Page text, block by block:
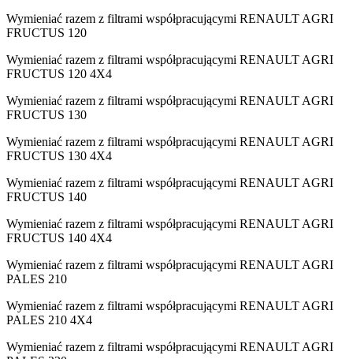
Wymieniać razem z filtrami współpracującymi RENAULT AGRI
FRUCTUS 120
Wymieniać razem z filtrami współpracującymi RENAULT AGRI
FRUCTUS 120 4X4
Wymieniać razem z filtrami współpracującymi RENAULT AGRI
FRUCTUS 130
Wymieniać razem z filtrami współpracującymi RENAULT AGRI
FRUCTUS 130 4X4
Wymieniać razem z filtrami współpracującymi RENAULT AGRI
FRUCTUS 140
Wymieniać razem z filtrami współpracującymi RENAULT AGRI
FRUCTUS 140 4X4
Wymieniać razem z filtrami współpracującymi RENAULT AGRI
PALES 210
Wymieniać razem z filtrami współpracującymi RENAULT AGRI
PALES 210 4X4
Wymieniać razem z filtrami współpracującymi RENAULT AGRI